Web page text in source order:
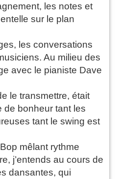
les notes et
sur le plan
les conversations
Au milieu des
avec le pianiste Dave
le transmettre, était
de bonheur tant les
tant le swing est
mêlant rythme
j’entends au cours de
dansantes, qui